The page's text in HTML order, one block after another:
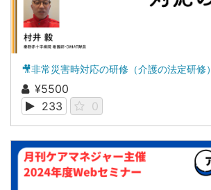
🎥非常災害時対応の研修（介護の法定研修）
¥5500
233
0